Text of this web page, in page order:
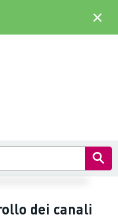
dei canali
×